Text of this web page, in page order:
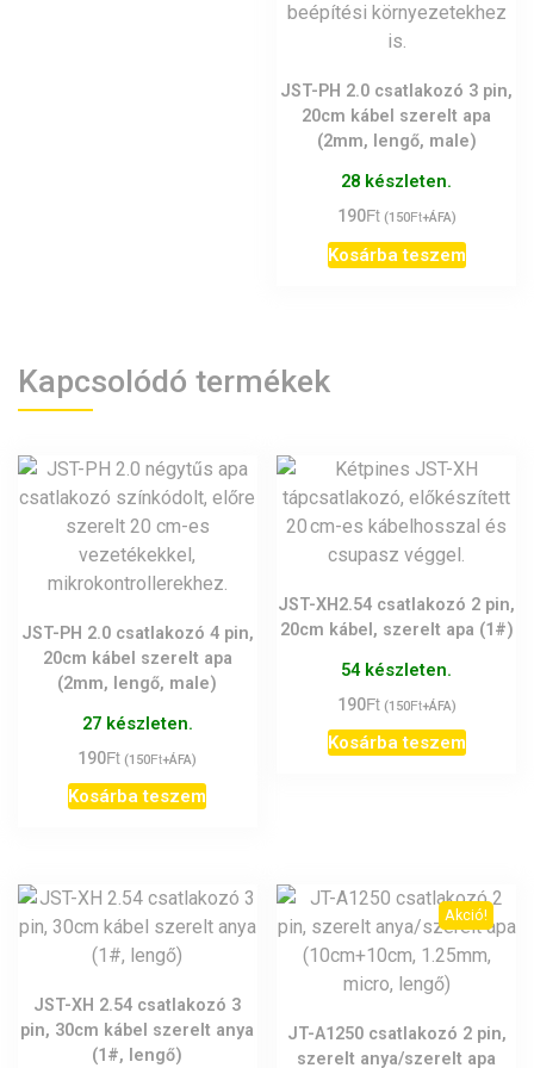
JST-PH 2.0 csatlakozó 3 pin,
20cm kábel szerelt apa
(2mm, lengő, male)
28 készleten.
190Ft (150Ft+ÁFA)
Kosárba teszem
Kapcsolódó termékek
JST-PH 2.0 csatlakozó 4 pin,
20cm kábel szerelt apa
(2mm, lengő, male)
27 készleten.
190Ft (150Ft+ÁFA)
Kosárba teszem
JST-XH2.54 csatlakozó 2 pin,
20cm kábel, szerelt apa (1#)
54 készleten.
190Ft (150Ft+ÁFA)
Kosárba teszem
JST-XH 2.54 csatlakozó 3
pin, 30cm kábel szerelt anya
(1#, lengő)
Akció!
JT-A1250 csatlakozó 2 pin,
szerelt anya/szerelt apa